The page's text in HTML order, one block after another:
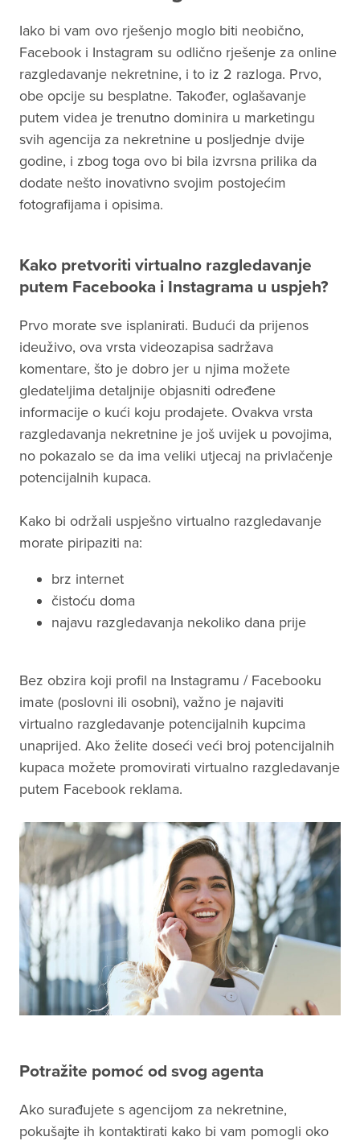
Iako bi vam ovo rješenjo moglo biti neobično,
Facebook i Instagram su odlično rješenje za online
razgledavanje nekretnine, i to iz 2 razloga. Prvo,
obe opcije su besplatne. Također, oglašavanje
putem videa je trenutno dominira u marketingu
svih agencija za nekretnine u posljednje dvije
godine, i zbog toga ovo bi bila izvrsna prilika da
dodate nešto inovativno svojim postojećim
fotografijama i opisima.
Kako pretvoriti virtualno razgledavanje
putem Facebooka i Instagrama u uspjeh?
Prvo morate sve isplanirati. Budući da prijenos
ideuživo, ova vrsta videozapisa sadržava
komentare, što je dobro jer u njima možete
gledateljima detaljnije objasniti određene
informacije o kući koju prodajete. Ovakva vrsta
razgledavanja nekretnine je još uvijek u povojima,
no pokazalo se da ima veliki utjecaj na privlačenje
potencijalnih kupaca.
Kako bi održali uspješno virtualno razgledavanje
morate piripaziti na:
brz internet
čistoću doma
najavu razgledavanja nekoliko dana prije
Bez obzira koji profil na Instagramu / Facebooku
imate (poslovni ili osobni), važno je najaviti
virtualno razgledavanje potencijalnih kupcima
unaprijed. Ako želite doseći veći broj potencijalnih
kupaca možete promovirati virtualno razgledavanje
putem Facebook reklama.
Potražite pomoć od svog agenta
Ako surađujete s agencijom za nekretnine,
pokušajte ih kontaktirati kako bi vam pomogli oko